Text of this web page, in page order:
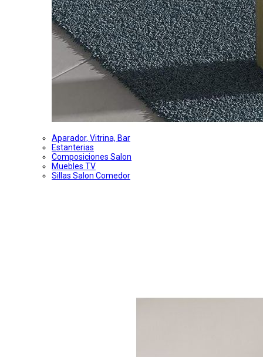
Aparador, Vitrina, Bar
Estanterias
Composiciones Salon
Muebles TV
Sillas Salon Comedor